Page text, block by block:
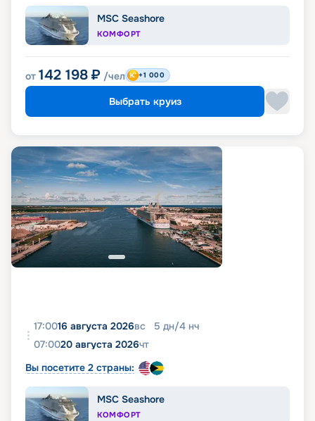
MSC Seashore
КОМФОРТ
от 142 198 ₽ /чел +1 000
Выбрать круиз
17:0016 августа 2026вс 5 дн/4 нч
07:0020 августа 2026чт
Вы посетите 2 страны:
MSC Seashore
КОМФОРТ